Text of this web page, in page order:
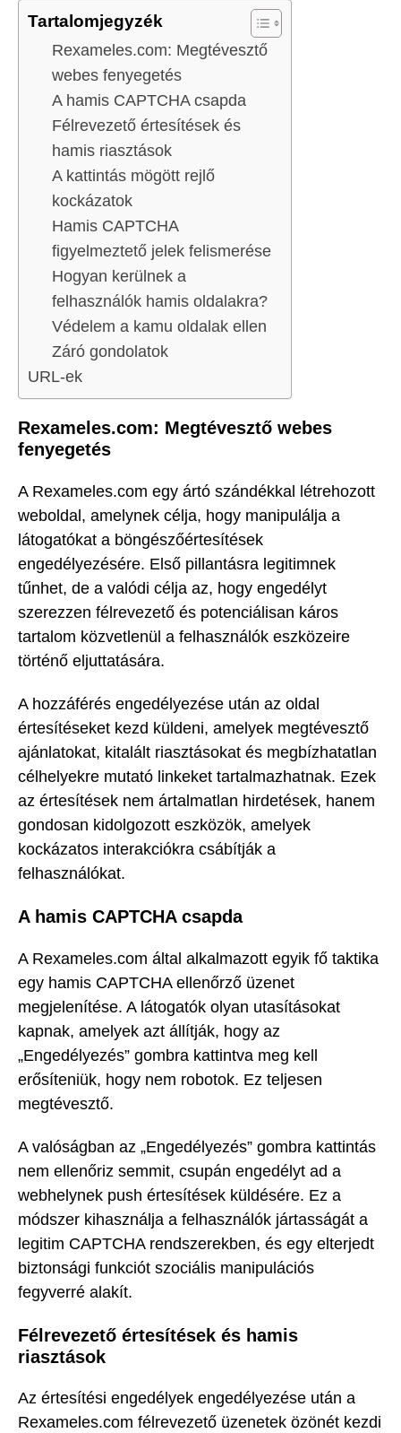
Tartalomjegyzék
Rexameles.com: Megtévesztő
webes fenyegetés
A hamis CAPTCHA csapda
Félrevezető értesítések és
hamis riasztások
A kattintás mögött rejlő
kockázatok
Hamis CAPTCHA
figyelmeztető jelek felismerése
Hogyan kerülnek a
felhasználók hamis oldalakra?
Védelem a kamu oldalak ellen
Záró gondolatok
URL-ek
Rexameles.com: Megtévesztő webes
fenyegetés
A Rexameles.com egy ártó szándékkal létrehozott
weboldal, amelynek célja, hogy manipulálja a
látogatókat a böngészőértesítések
engedélyezésére. Első pillantásra legitimnek
tűnhet, de a valódi célja az, hogy engedélyt
szerezzen félrevezető és potenciálisan káros
tartalom közvetlenül a felhasználók eszközeire
történő eljuttatására.
A hozzáférés engedélyezése után az oldal
értesítéseket kezd küldeni, amelyek megtévesztő
ajánlatokat, kitalált riasztásokat és megbízhatatlan
célhelyekre mutató linkeket tartalmazhatnak. Ezek
az értesítések nem ártalmatlan hirdetések, hanem
gondosan kidolgozott eszközök, amelyek
kockázatos interakciókra csábítják a
felhasználókat.
A hamis CAPTCHA csapda
A Rexameles.com által alkalmazott egyik fő taktika
egy hamis CAPTCHA ellenőrző üzenet
megjelenítése. A látogatók olyan utasításokat
kapnak, amelyek azt állítják, hogy az
„Engedélyezés” gombra kattintva meg kell
erősíteniük, hogy nem robotok. Ez teljesen
megtévesztő.
A valóságban az „Engedélyezés” gombra kattintás
nem ellenőriz semmit, csupán engedélyt ad a
webhelynek push értesítések küldésére. Ez a
módszer kihasználja a felhasználók jártasságát a
legitim CAPTCHA rendszerekben, és egy elterjedt
biztonsági funkciót szociális manipulációs
fegyverré alakít.
Félrevezető értesítések és hamis
riasztások
Az értesítési engedélyek engedélyezése után a
Rexameles.com félrevezető üzenetek özönét kezdi